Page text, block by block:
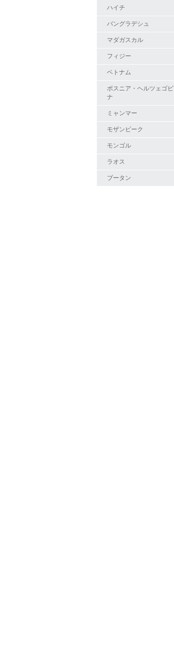
ハイチ
バングラデシュ
マダガスカル
フィジー
ベトナム
ボスニア・ヘルツェゴビ
ナ
ミャンマー
モザンビーク
モンゴル
ラオス
ブータン